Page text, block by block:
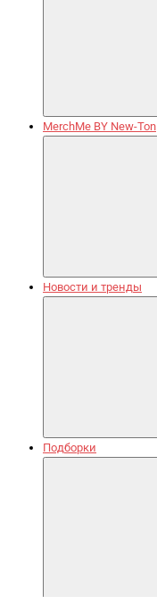
MerchMe BY New-Ton
Новости и тренды
Подборки